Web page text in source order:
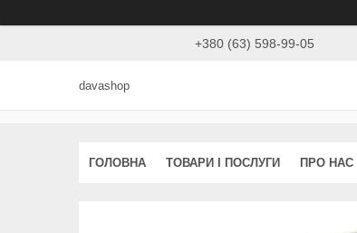
+380 (63) 598-99-05
davashop
ГОЛОВНА ТОВАРИ І ПОСЛУГИ ПРО НАС